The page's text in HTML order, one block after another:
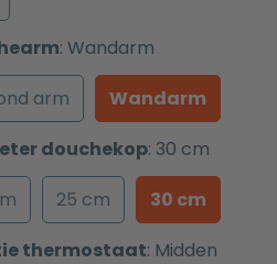
: Wandarm
arm
Wandarm
douchekop: 30 cm
25 cm
30 cm
thermostaat: Midden